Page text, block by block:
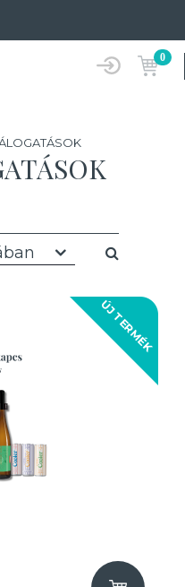
0
ÚJ TERMÉK